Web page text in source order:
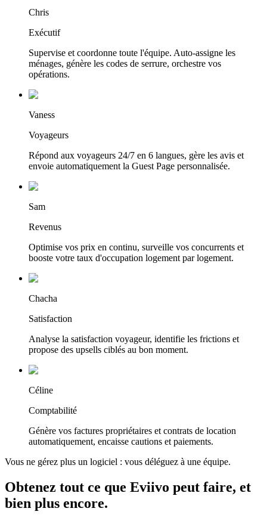
Chris
Exécutif
Supervise et coordonne toute l'équipe. Auto-assigne les
ménages, génère les codes de serrure, orchestre vos
opérations.
Vaness
Voyageurs
Répond aux voyageurs 24/7 en 6 langues, gère les avis et
envoie automatiquement la Guest Page personnalisée.
Sam
Revenus
Optimise vos prix en continu, surveille vos concurrents et
booste votre taux d'occupation logement par logement.
Chacha
Satisfaction
Analyse la satisfaction voyageur, identifie les frictions et
propose des upsells ciblés au bon moment.
Céline
Comptabilité
Génère vos factures propriétaires et contrats de location
automatiquement, encaisse cautions et paiements.
Vous ne gérez plus un logiciel : vous déléguez à une équipe.
Obtenez tout ce que Eviivo peut faire, et
bien plus encore.